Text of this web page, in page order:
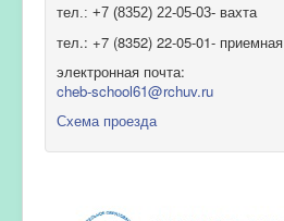
тел.: +7 (8352) 22-05-03- вахта
тел.: +7 (8352) 22-05-01- приемная
электронная почта:
cheb-school61@rchuv.ru
Схема проезда